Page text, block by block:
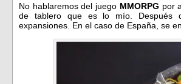
No hablaremos del juego MMORPG por
de tablero que es lo mío. Después
expansiones. En el caso de España, se